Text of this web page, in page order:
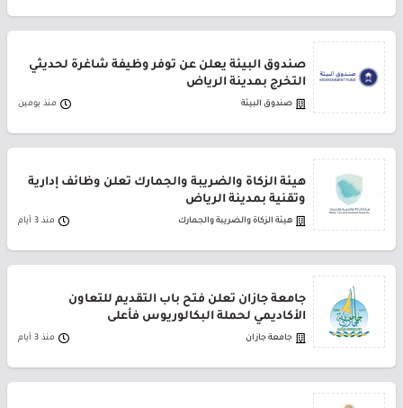
صندوق البيئة يعلن عن توفر وظيفة شاغرة لحديثي
التخرج بمدينة الرياض
صندوق البيئة منذ يومين
هيئة الزكاة والضريبة والجمارك تعلن وظائف إدارية
وتقنية بمدينة الرياض
هيئة الزكاة والضريبة والجمارك منذ 3 أيام
جامعة جازان تعلن فتح باب التقديم للتعاون
الأكاديمي لحملة البكالوريوس فأعلى
جامعة جازان منذ 3 أيام